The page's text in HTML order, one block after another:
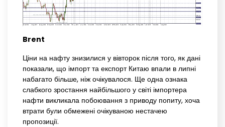
Brent
Ціни на нафту знизилися у вівторок після того, як дані
показали, що імпорт та експорт Китаю впали в липні
набагато більше, ніж очікувалося. Ще одна ознака
слабкого зростання найбільшого у світі імпортера
нафти викликала побоювання з приводу попиту, хоча
втрати були обмежені очікуваною нестачею
пропозиції.